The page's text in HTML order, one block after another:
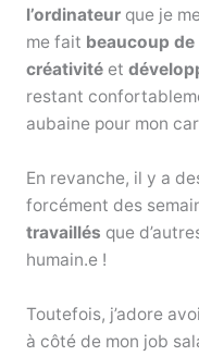
l’ordinateurque je
me fait beaucoup de
créativitéet
restant
aubaine pour mon
En revanche, il y a
forcément des
travaillés que
humain.e !
Toutefois, j’adore
à côté de mon job